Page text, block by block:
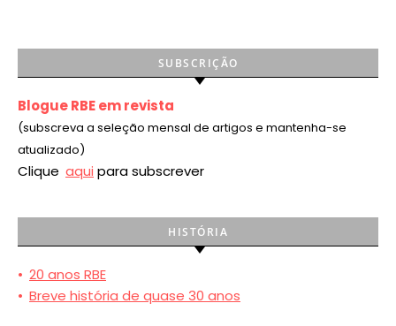
SUBSCRIÇÃO
Blogue RBE em revista
(subscreva a seleção mensal de artigos e mantenha-se
atualizado)
Clique aqui para subscrever
HISTÓRIA
• 20 anos RBE
• Breve história de quase 30 anos